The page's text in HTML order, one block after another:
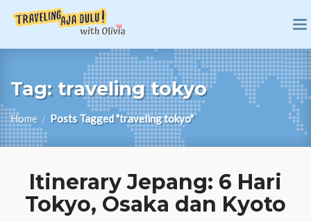
Tag: traveling tokyo
Home / Posts Tagged "traveling tokyo"
Itinerary Jepang: 6 Hari
Tokyo, Osaka dan Kyoto